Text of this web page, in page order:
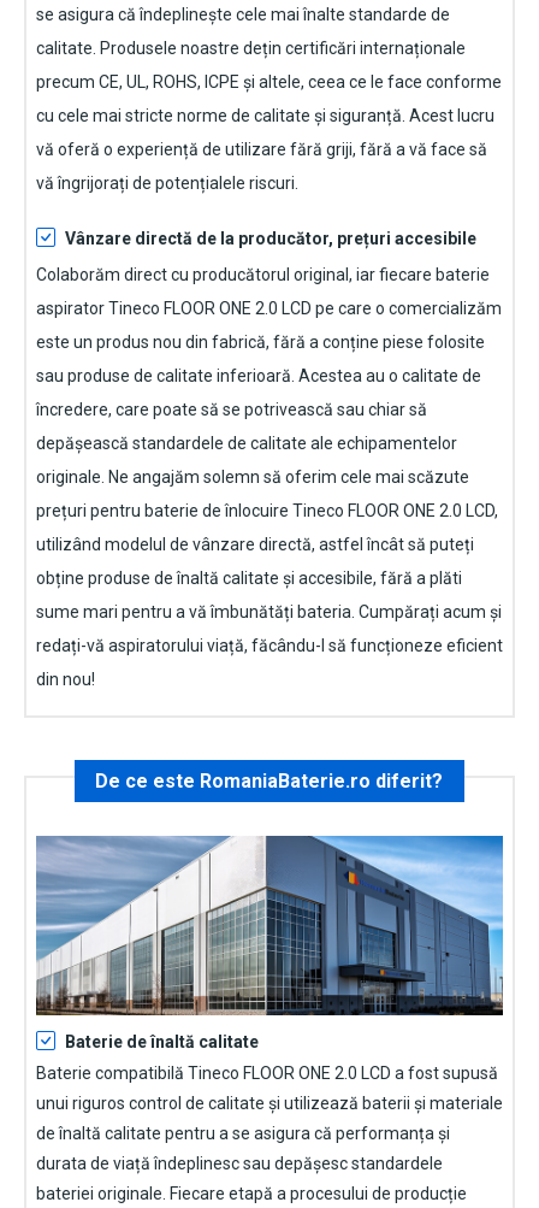
se asigura că îndeplinește cele mai înalte standarde de
calitate. Produsele noastre dețin certificări internaționale
precum CE, UL, ROHS, ICPE și altele, ceea ce le face conforme
cu cele mai stricte norme de calitate și siguranță. Acest lucru
vă oferă o experiență de utilizare fără griji, fără a vă face să
vă îngrijorați de potențialele riscuri.
Vânzare directă de la producător, prețuri accesibile
Colaborăm direct cu producătorul original, iar fiecare baterie
aspirator Tineco FLOOR ONE 2.0 LCD pe care o comercializăm
este un produs nou din fabrică, fără a conține piese folosite
sau produse de calitate inferioară. Acestea au o calitate de
încredere, care poate să se potrivească sau chiar să
depășească standardele de calitate ale echipamentelor
originale. Ne angajăm solemn să oferim cele mai scăzute
prețuri pentru baterie de înlocuire Tineco FLOOR ONE 2.0 LCD,
utilizând modelul de vânzare directă, astfel încât să puteți
obține produse de înaltă calitate și accesibile, fără a plăti
sume mari pentru a vă îmbunătăți bateria. Cumpărați acum și
redați-vă aspiratorului viață, făcându-l să funcționeze eficient
din nou!
De ce este RomaniaBaterie.ro diferit?
Baterie de înaltă calitate
Baterie compatibilă Tineco FLOOR ONE 2.0 LCD a fost supusă
unui riguros control de calitate și utilizează baterii și materiale
de înaltă calitate pentru a se asigura că performanța și
durata de viață îndeplinesc sau depășesc standardele
bateriei originale. Fiecare etapă a procesului de producție